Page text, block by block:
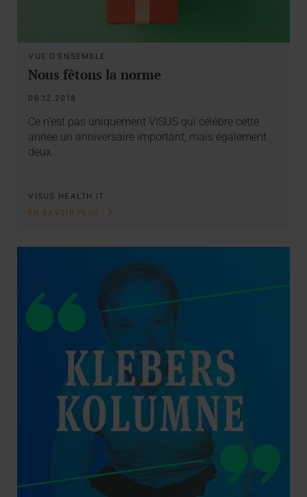
VUE D'ENSEMBLE
Nous fêtons la norme
06.12.2018
Ce n’est pas uniquement VISUS qui célèbre cette
année un anniversaire important, mais également
deux…
VISUS HEALTH IT
EN SAVOIR PLUS